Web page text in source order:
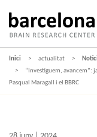
Inici actualitat
“Investiguem, avancem”:
Pasqual Maragall i el BBRC